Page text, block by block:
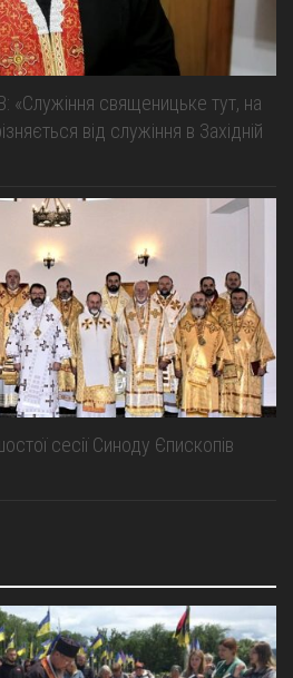
священицьке тут, на
від служіння в Західній
сесії Синоду Єпископів